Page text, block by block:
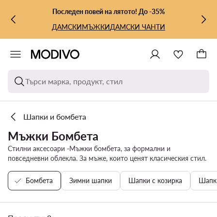
КЪМ ОСНОВНОТО СЪДЪРЖАНИЕ
КЪМ ТЪРСЕНЕПоследен повей на лятото! До -35%
ДАМСКИМЪЖКИДАМСКИ ЧАНТИ
Търси марка, продукт, стил
Шапки и бомбета
Мъжки Бомбета
Стилни аксесоари -Мъжки бомбета, за формални и
повседневни облекла. За мъже, които ценят класическия стил.
Бомбета Зимни шапки Шапки с козирка